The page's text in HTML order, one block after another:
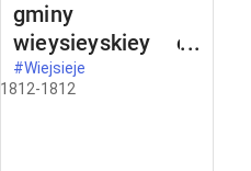
gminy
wieysieyskiey od
1-go stycznia
1812 roku
#Wiejsieje
1812-1812